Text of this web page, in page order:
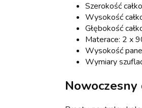
Szerokość
Wysokość
Głębokość
Materace: 2 x
Wysokość
Wymiary